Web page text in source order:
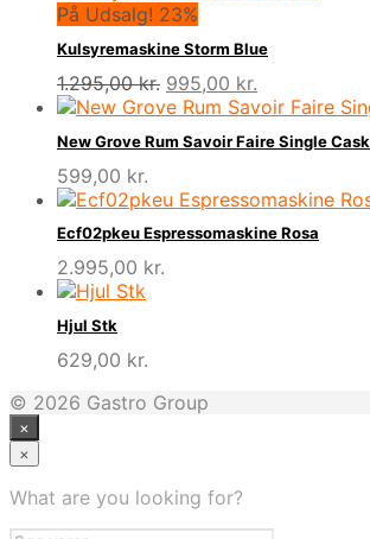
På Udsalg! 23%
Kulsyremaskine Storm Blue
1.295,00kr. Den
oprindelige
pris
var:
995,00 kr.
aktuelle
pris
er:
New Grove Rum Savoir Faire Single Cask
599,00 kr.
Ecf02pkeu Espressomaskine Rosa
2.995,00 kr.
Hjul Stk
629,00 kr.
© 2026 Gastro Group
×
×
What are you looking for?